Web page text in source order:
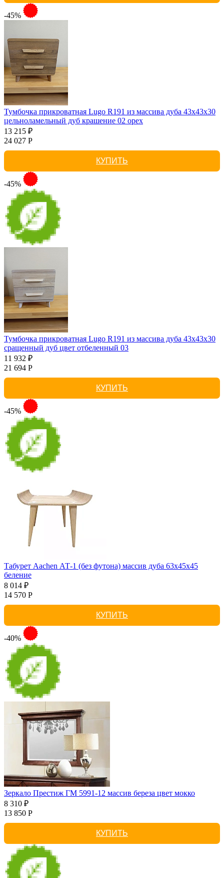
-45%
Тумбочка прикроватная Lugo R191 из массива дуба 43х43х30
цельноламельный дуб крашение 02 орех
13 215 ₽
24 027 Р
КУПИТЬ
-45%
Тумбочка прикроватная Lugo R191 из массива дуба 43х43х30
сращенный дуб цвет отбеленный 03
11 932 ₽
21 694 Р
КУПИТЬ
-45%
Табурет Aachen АТ-1 (без футона) массив дуба 63х45х45
беление
8 014 ₽
14 570 Р
КУПИТЬ
-40%
Зеркало Престиж ГМ 5991-12 массив береза цвет мокко
8 310 ₽
13 850 Р
КУПИТЬ